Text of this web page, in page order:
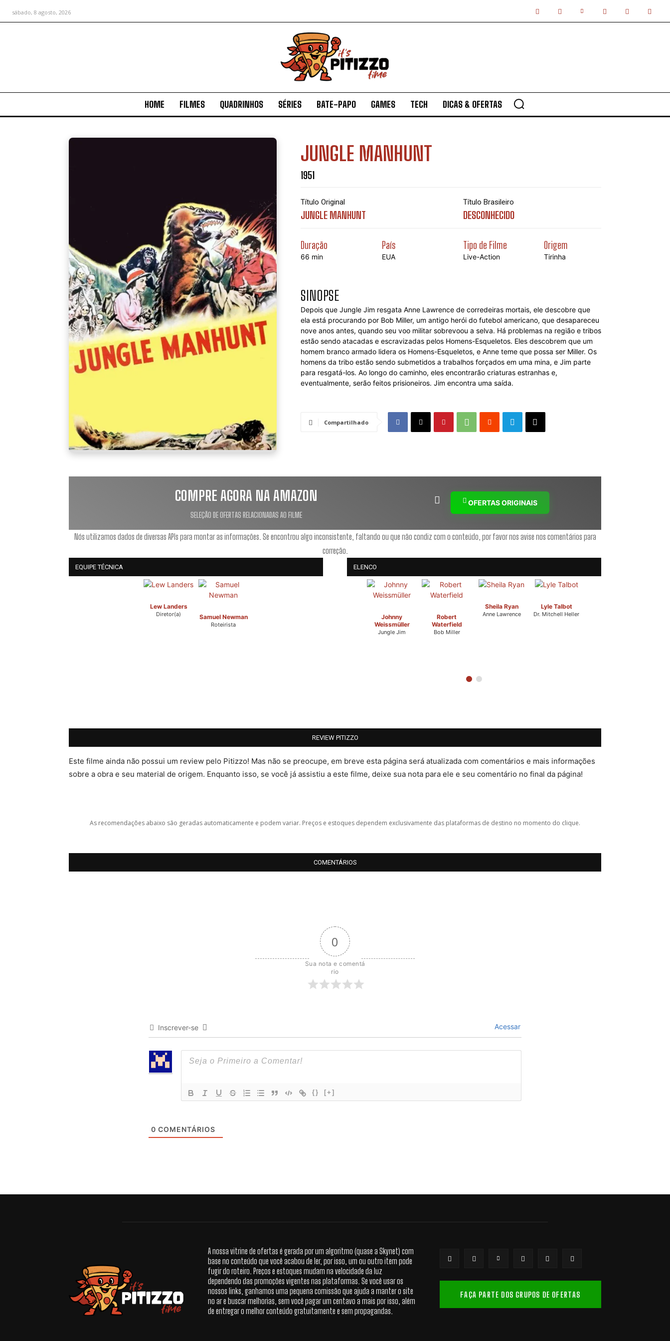
sábado, 8 agosto, 2026
HOME FILMES QUADRINHOS SÉRIES BATE-PAPO GAMES TECH DICAS & OFERTAS
JUNGLE MANHUNT
1951
Título Original
JUNGLE MANHUNT
Título Brasileiro
DESCONHECIDO
Duração
66 min
País
EUA
Tipo de Filme
Live-Action
Origem
Tirinha
SINOPSE
Depois que Jungle Jim resgata Anne Lawrence de corredeiras mortais, ele descobre que
ela está procurando por Bob Miller, um antigo herói do futebol americano, que desapareceu
nove anos antes, quando seu voo militar sobrevoou a selva. Há problemas na região e tribos
estão sendo atacadas e escravizadas pelos Homens-Esqueletos. Eles descobrem que um
homem branco armado lidera os Homens-Esqueletos, e Anne teme que possa ser Miller. Os
homens da tribo estão sendo submetidos a trabalhos forçados em uma mina, e Jim parte
para resgatá-los. Ao longo do caminho, eles encontrarão criaturas estranhas e,
eventualmente, serão feitos prisioneiros. Jim encontra uma saída.
Compartilhado
COMPRE AGORA NA AMAZON
SELEÇÃO DE OFERTAS RELACIONADAS AO FILME
OFERTAS ORIGINAIS
Nós utilizamos dados de diversas APIs para montar as informações. Se encontrou algo inconsistente, faltando ou que não condiz com o conteúdo, por favor nos avise nos comentários para
correção.
EQUIPE TÉCNICA
Lew Landers
Diretor(a) Samuel Newman
Roteirista
ELENCO
Johnny
Weissmüller
Jungle Jim
Robert
Waterfield
Bob Miller
Sheila Ryan
Anne Lawrence
Lyle Talbot
Dr. Mitchell Heller
REVIEW PITIZZO
Este filme ainda não possui um review pelo Pitizzo! Mas não se preocupe, em breve esta página será atualizada com comentários e mais informações
sobre a obra e seu material de origem. Enquanto isso, se você já assistiu a este filme, deixe sua nota para ele e seu comentário no final da página!
As recomendações abaixo são geradas automaticamente e podem variar. Preços e estoques dependem exclusivamente das plataformas de destino no momento do clique.
COMENTÁRIOS
0
Sua nota e comentá
rio
Inscrever-se Acessar
{} [+]
0 COMENTÁRIOS
A nossa vitrine de ofertas é gerada por um algoritmo (quase a Skynet) com
base no conteúdo que você acabou de ler, por isso, um ou outro item pode
fugir do roteiro. Preços e estoques mudam na velocidade da luz
dependendo das promoções vigentes nas plataformas. Se você usar os
nossos links, ganhamos uma pequena comissão que ajuda a manter o site
no ar e buscar melhorias, sem você pagar um centavo a mais por isso, além
de entregar o melhor conteúdo gratuitamente e sem propagandas.
FAÇA PARTE DOS GRUPOS DE OFERTAS